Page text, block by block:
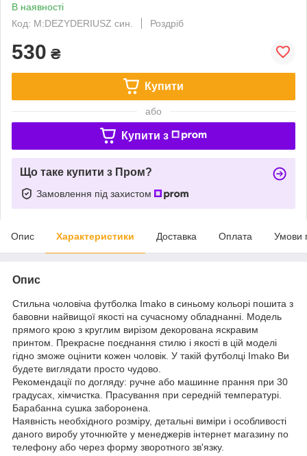
В наявності
Код: M:DEZYDERIUSZ син.
Роздріб
530 ₴
Купити
або
Купити з
Що таке купити з Пром?
Замовлення під захистом
Опис Характеристики Доставка Оплата Умови
Опис
Стильна чоловіча футболка Imako в синьому кольорі пошита з
бавовни найвищої якості на сучасному обладнанні. Модель
прямого крою з круглим вирізом декорована яскравим
принтом. Прекрасне поєднання стилю і якості в цій моделі
гідно зможе оцінити кожен чоловік. У такій футболці Imako Ви
будете виглядати просто чудово.
Рекомендації по догляду: ручне або машинне прання при 30
градусах, хімчистка. Прасування при середній температурі.
Барабанна сушка заборонена.
Наявність необхідного розміру, детальні виміри і особливості
даного виробу уточнюйте у менеджерів інтернет магазину по
телефону або через форму зворотного зв'язку.